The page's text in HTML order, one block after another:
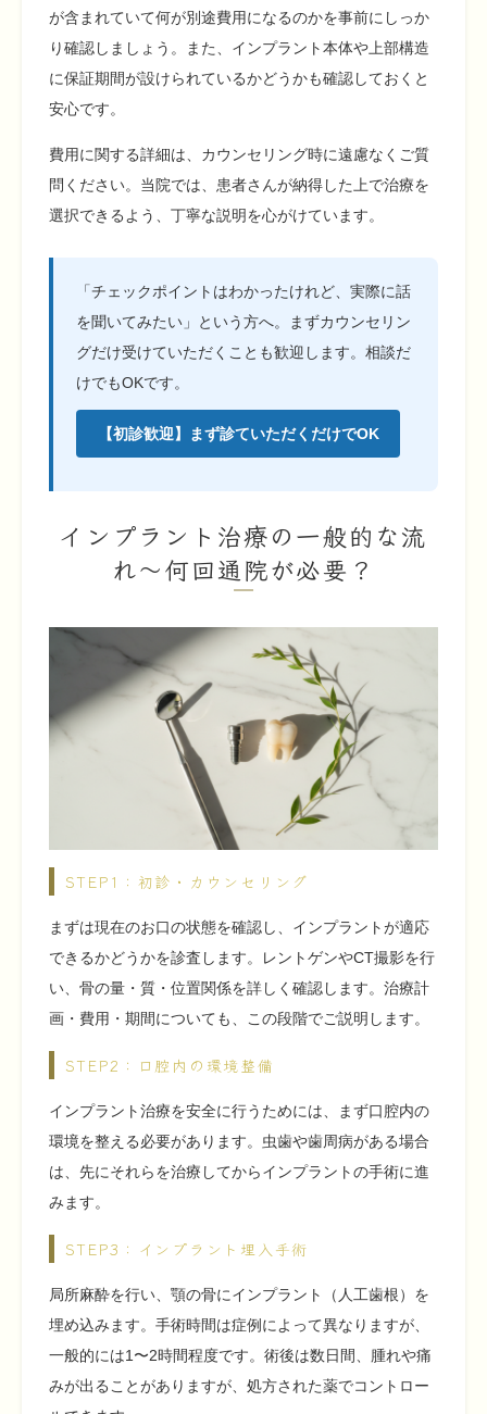
が含まれていて何が別途費用になるのかを事前にしっか
り確認しましょう。また、インプラント本体や上部構造
に保証期間が設けられているかどうかも確認しておくと
安心です。
費用に関する詳細は、カウンセリング時に遠慮なくご質
問ください。当院では、患者さんが納得した上で治療を
選択できるよう、丁寧な説明を心がけています。
「チェックポイントはわかったけれど、実際に話
を聞いてみたい」という方へ。まずカウンセリン
グだけ受けていただくことも歓迎します。相談だ
けでもOKです。
【初診歓迎】まず診ていただくだけでOK
インプラント治療の一般的な流
れ〜何回通院が必要？
STEP1：初診・カウンセリング
まずは現在のお口の状態を確認し、インプラントが適応
できるかどうかを診査します。レントゲンやCT撮影を行
い、骨の量・質・位置関係を詳しく確認します。治療計
画・費用・期間についても、この段階でご説明します。
STEP2：口腔内の環境整備
インプラント治療を安全に行うためには、まず口腔内の
環境を整える必要があります。虫歯や歯周病がある場合
は、先にそれらを治療してからインプラントの手術に進
みます。
STEP3：インプラント埋入手術
局所麻酔を行い、顎の骨にインプラント（人工歯根）を
埋め込みます。手術時間は症例によって異なりますが、
一般的には1〜2時間程度です。術後は数日間、腫れや痛
みが出ることがありますが、処方された薬でコントロー